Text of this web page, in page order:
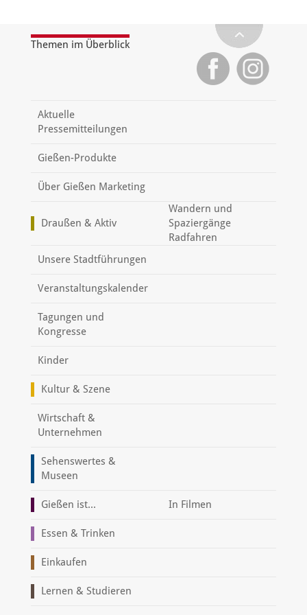
Themen im Überblick
Aktuelle
Pressemitteilungen
Gießen-Produkte
Über Gießen Marketing
Draußen & Aktiv
Wandern und
Spaziergänge
Radfahren
Unsere Stadtführungen
Veranstaltungskalender
Tagungen und
Kongresse
Kinder
Kultur & Szene
Wirtschaft &
Unternehmen
Sehenswertes &
Museen
Gießen ist... In Filmen
Essen & Trinken
Einkaufen
Lernen & Studieren